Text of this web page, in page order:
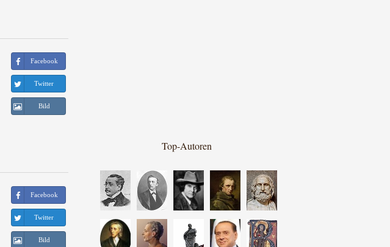
Facebook
Twitter
Bild
Facebook
Twitter
Bild
Top-Autoren